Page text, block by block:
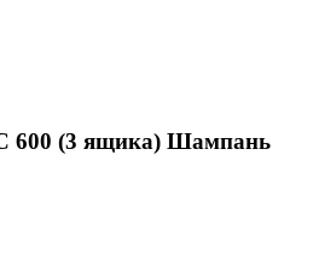
600 (3 ящика) Шампань